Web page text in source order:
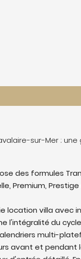
sur-Mer :
des formules
Premium,
location villa avec
l'intégralité du
multi-
avant et pendant